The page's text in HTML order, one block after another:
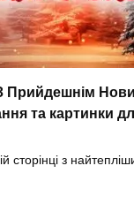
Прийдешнім
та картинки
сторінці з